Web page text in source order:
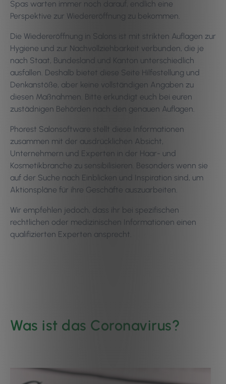
Spas warten immer noch darauf, endlich eine
Perspektive zur Wiedereröffnung zu bekommen.
Die Wiedereröffnung in Salons ist mit strikten Auflagen zur
Hygiene und zur Nachvollziehbarkeit verbunden, die je
nach Staat, Bundesland und Kanton unterschiedlich
ausfallen. Deshalb bietet diese Seite Hilfestellung und
Denkanstöße, aber keine vollständigen Angaben zu
diesen Maßnahmen. Bitte erkundigt euch bei euren
zustädnigen Behörden nach den genauen Auflagen.
Phorest Salonsoftware stellt diese Informationen
zusammen mit der ausdrücklichen Absicht,
Unternehmern und Experten in der Haar- und
Kosmetikbranche zu sensibilisieren. Besonders wenn sie
auf der Suche nach Einblicken und Inspiration sind, um
Aktionspläne für ihre Geschäfte auszuarbeiten.
Wir empfehlen jedoch, dass ihr bei spezifischen
rechtlichen oder medizinischen Informationen einen
qualifizierten Experten ansprecht.
Was ist das Coronavirus?